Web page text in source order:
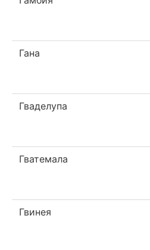
Гана
Гваделупа
Гватемала
Гвинея